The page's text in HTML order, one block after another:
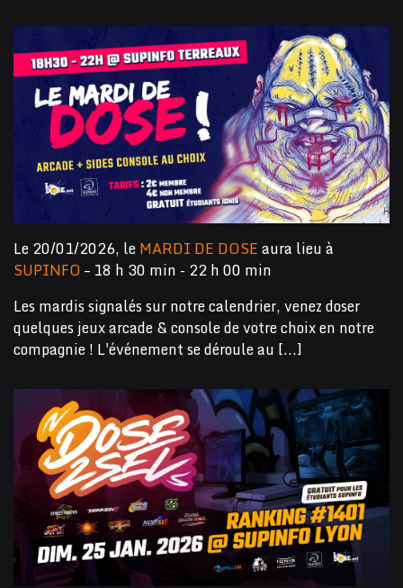
Le 20/01/2026, leMARDI DE DOSEaura lieu à
SUPINFO– 18 h 30 min - 22 h 00 min
Les mardis signalés sur notre calendrier, venez doser
quelques jeux arcade & console de votre choix en notre
compagnie ! L'événement se déroule au [...]